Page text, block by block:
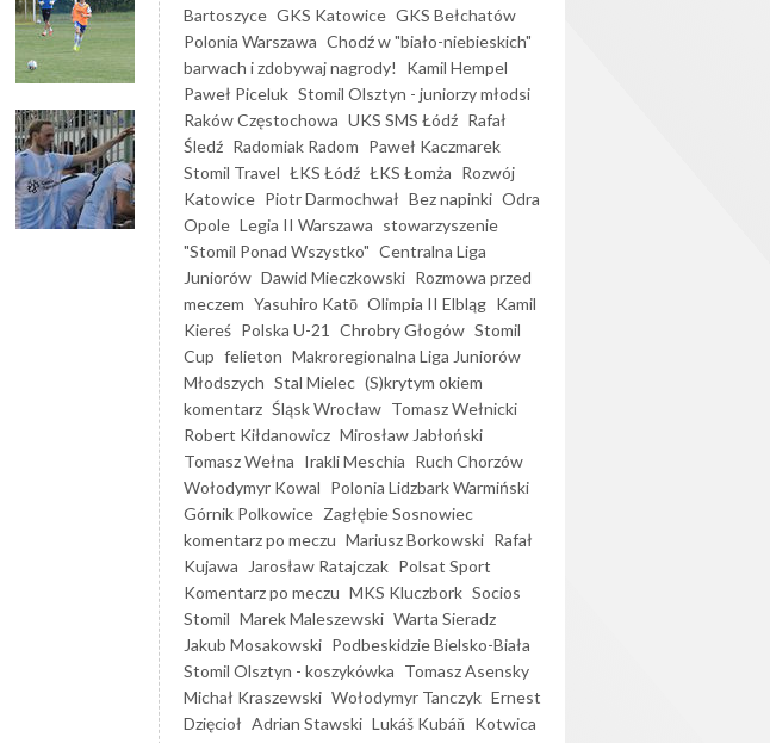
Bartoszyce GKS Katowice GKS Bełchatów
Polonia Warszawa Chodź w "biało-niebieskich"
barwach i zdobywaj nagrody!
Kamil Hempel
Paweł Piceluk Stomil Olsztyn - juniorzy młodsi
Raków Częstochowa UKS SMS Łódź Rafał
Śledź Radomiak Radom Paweł Kaczmarek
Stomil Travel ŁKS Łódź ŁKS Łomża Rozwój
Katowice Piotr Darmochwał Bez napinki Odra
Opole Legia II Warszawa stowarzyszenie
"Stomil Ponad Wszystko" Centralna Liga
Juniorów Dawid Mieczkowski Rozmowa przed
meczem Yasuhiro Katō Olimpia II Elbląg Kamil
Kiereś Polska U-21 Chrobry Głogów Stomil
Cup felieton Makroregionalna Liga Juniorów
Młodszych Stal Mielec (S)krytym okiem
komentarz Śląsk Wrocław Tomasz Wełnicki
Robert Kiłdanowicz Mirosław Jabłoński
Tomasz Wełna Irakli Meschia Ruch Chorzów
Wołodymyr Kowal Polonia Lidzbark Warmiński
Górnik Polkowice Zagłębie Sosnowiec
komentarz po meczu Mariusz Borkowski Rafał
Kujawa
Jarosław Ratajczak Polsat Sport
Komentarz po meczu MKS Kluczbork Socios
Stomil Marek Maleszewski Warta Sieradz
Jakub Mosakowski Podbeskidzie Bielsko-Biała
Stomil Olsztyn - koszykówka Tomasz Asensky
Michał Kraszewski Wołodymyr Tanczyk Ernest
Dzięcioł Adrian Stawski Lukáš Kubáň Kotwica